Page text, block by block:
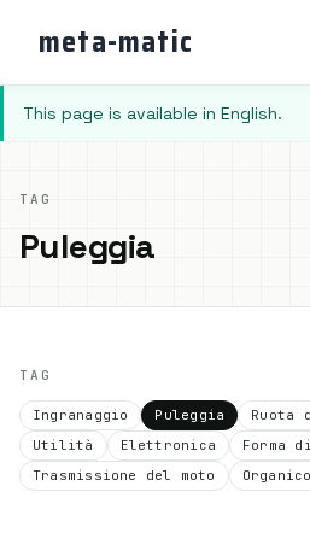
meta-matic
This page is available in English.
TAG
Puleggia
TAG
Ingranaggio Puleggia Ruota
Utilità
Elettronica
Forma
Trasmissione del moto
Organico